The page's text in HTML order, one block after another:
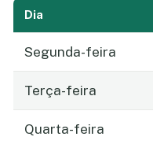
Dia
Segunda-feira
Terça-feira
Quarta-feira